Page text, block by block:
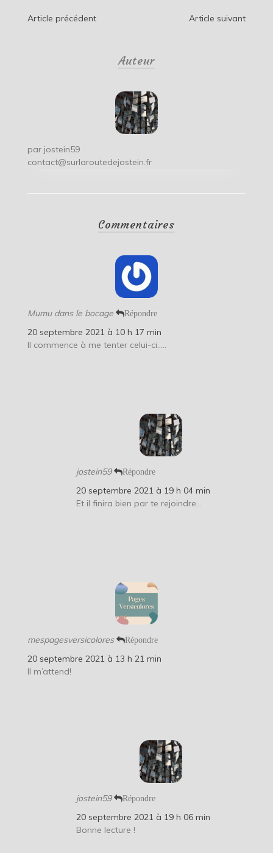
Navigation
Article précédent Article suivant
Auteur
par jostein59
contact@surlaroutedejostein.fr
Commentaires
Mumu dans le bocage Répondre
20 septembre 2021 à 10 h 17 min
Il commence à me tenter celui-ci…..
jostein59 Répondre
20 septembre 2021 à 19 h 04 min
Et il finira bien par te rejoindre…
mespagesversicolores Répondre
20 septembre 2021 à 13 h 21 min
Il m’attend!
jostein59 Répondre
20 septembre 2021 à 19 h 06 min
Bonne lecture !